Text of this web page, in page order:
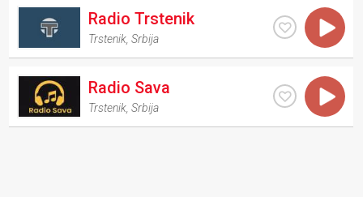
Radio Trstenik
Trstenik ,Srbija
Radio Sava
Trstenik ,Srbija